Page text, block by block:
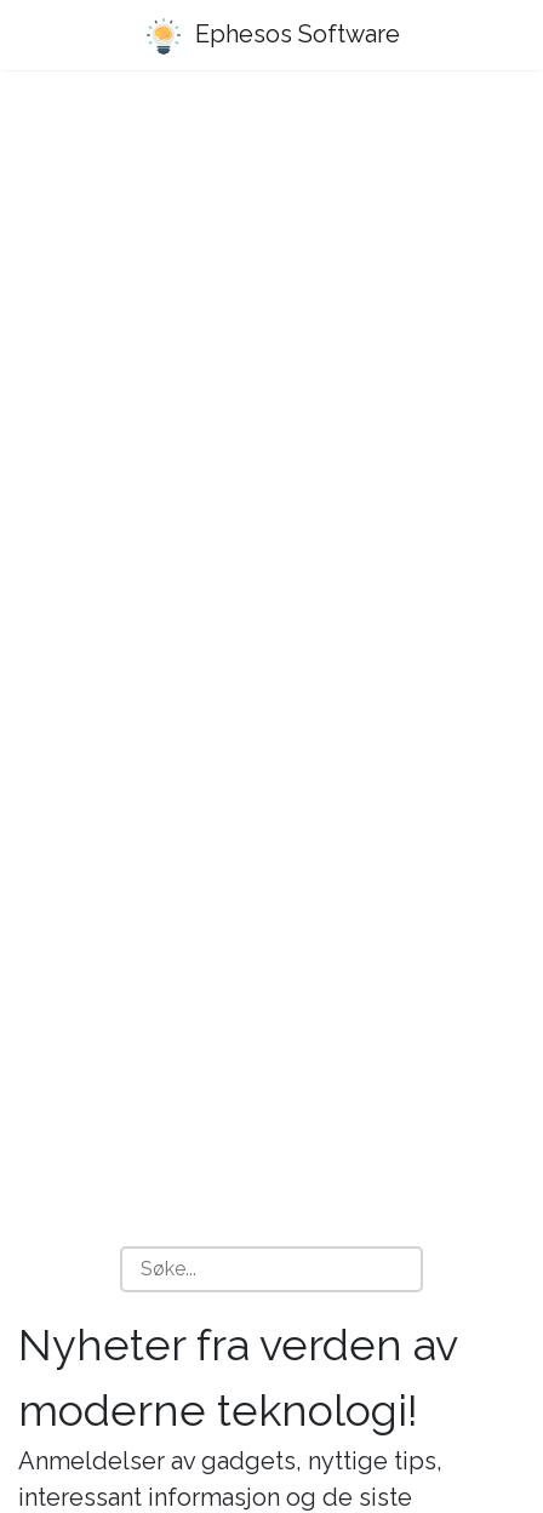
Ephesos Software
Nyheter fra verden av
moderne teknologi!
Anmeldelser av gadgets, nyttige tips,
interessant informasjon og de siste